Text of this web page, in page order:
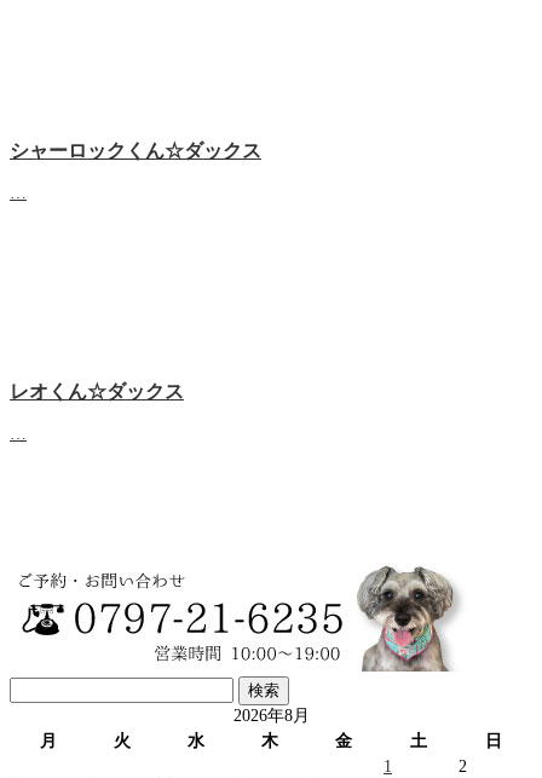
シャーロックくん☆ダックス
レオくん☆ダックス
索:
2026年8月
月
火 水 木 金 土
日
1
2